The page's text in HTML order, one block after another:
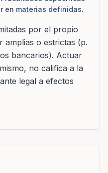
en materias definidas.
por el propio
amplias o estrictas (p.
bancarios). Actuar
no califica a la
legal a efectos